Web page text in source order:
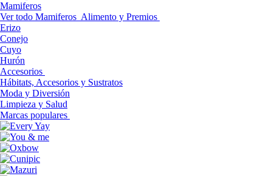
Mamiferos
Ver todo Mamiferos Alimento y Premios
Erizo
Conejo
Cuyo
Hurón
Accesorios
Hábitats, Accesorios y Sustratos
Moda y Diversión
Limpieza y Salud
Marcas populares